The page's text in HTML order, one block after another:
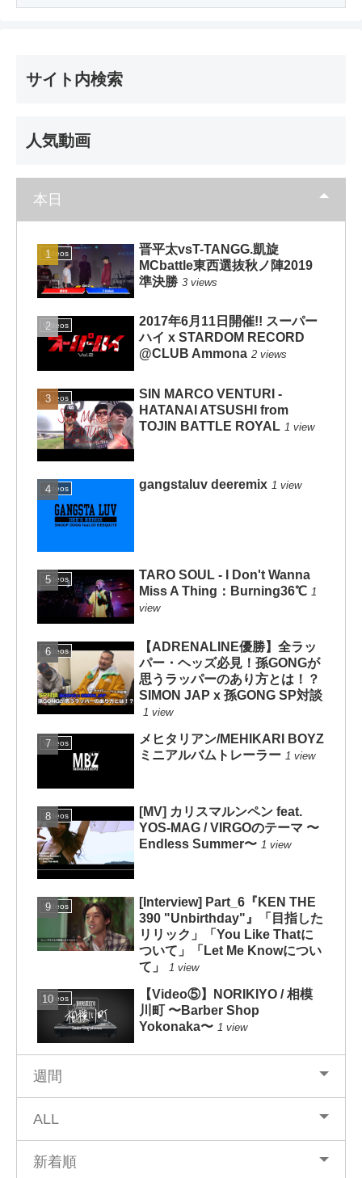
サイト内検索
人気動画
本日
Videos
晋平太vsT-TANGG.凱旋
MCbattle東西選抜秋ノ陣2019
準決勝 3 views
Videos
2017年6月11日開催!! スーパー
ハイ x STARDOM RECORD
@CLUB Ammona 2 views
Videos
SIN MARCO VENTURI -
HATANAI ATSUSHI from
TOJIN BATTLE ROYAL 1 view
Videos gangstaluv deeremix 1 view
Videos
TARO SOUL - I Don't Wanna
Miss A Thing：Burning36℃ 1
view
Videos
【ADRENALINE優勝】全ラッ
パー・ヘッズ必見！孫GONGが
思うラッパーのあり方とは！？
SIMON JAP x 孫GONG SP対談
1 view
Videos
メヒタリアン/MEHIKARI BOYZ
ミニアルバムトレーラー 1 view
Videos
[MV] カリスマルンペン feat.
YOS-MAG / VIRGOのテーマ 〜
Endless Summer〜 1 view
Videos
[Interview] Part_6『KEN THE
390 "Unbirthday"』「目指した
リリック」「You Like Thatに
ついて」「Let Me Knowについ
て」
1 view
Videos
【Video⑤】NORIKIYO / 相模
川町 〜Barber Shop
Yokonaka〜 1 view
週間
ALL
新着順